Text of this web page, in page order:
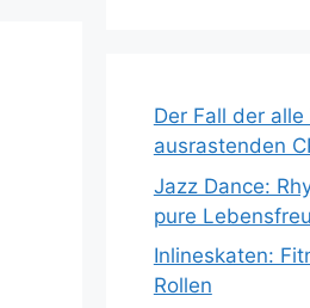
Der Fall der
ausrastenden
Jazz Dance:
pure
Inlineskaten:
Rollen